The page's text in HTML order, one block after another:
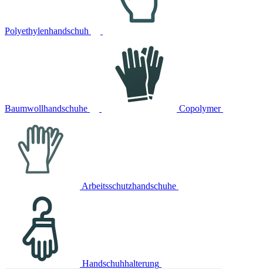
Polyethylenhandschuh
Baumwollhandschuhe Copolymer
Arbeitsschutzhandschuhe
Handschuhhalterung